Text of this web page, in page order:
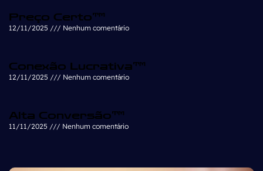
Preço Certo™
12/11/2025 Nenhum comentário
Conexão Lucrativa™
12/11/2025 Nenhum comentário
Alta Conversão™
11/11/2025 Nenhum comentário